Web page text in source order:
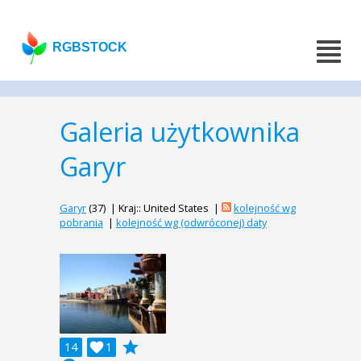
RGBSTOCK
Galeria użytkownika
Garyr
Garyr(37) | Kraj:: United States |
kolejność wg
pobrania | kolejność wg (odwróconej) daty
14 1

grade